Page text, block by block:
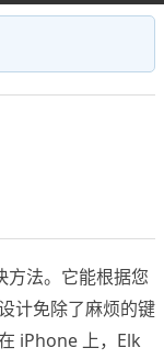
方法。它能根据您
计免除了麻烦的键
iPhone 上，Elk